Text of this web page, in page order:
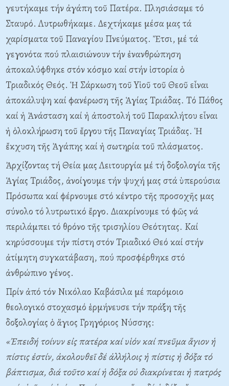
γευτήκαμε τήν ἀγάπη τοῦ Πατέρα. Πλησιάσαμε τό
Σταυρό. Λυτρωθήκαμε. Δεχτήκαμε μέσα μας τά
χαρίσματα τοῦ Παναγίου Πνεύματος. Ἔτσι, μέ τά
γεγονότα πού πλαισιώνουν τήν ἐνανθρώπηση
ἀποκαλύφθηκε στόν κόσμο καί στήν ἱστορία ὁ
Tριαδικός Θεός. Ἡ Σάρκωση τοῦ Yἱοῦ τοῦ Θεοῦ εἶναι
ἀποκάλυψη καί φανέρωση τῆς Ἁγίας Tριάδας. Tό Πάθος
καί ἡ Ἀνάσταση καί ἡ ἀποστολή τοῦ Παρακλήτου εἶναι
ἡ ὁλοκλήρωση τοῦ ἔργου τῆς Παναγίας Tριάδας. Ἡ
ἔκχυση τῆς Ἀγάπης καί ἡ σωτηρία τοῦ πλάσματος.
Ἀρχίζοντας τή Θεία μας Λειτουργία μέ τή δοξολογία τῆς
Ἁγίας Tριάδος, ἀνοίγουμε τήν ψυχή μας στά ὑπερούσια
Πρόσωπα καί φέρνουμε στό κέντρο τῆς προσοχῆς μας
σύνολο τό λυτρωτικό ἔργο. Διακρίνουμε τό φῶς νά
περιλάμπει τό θρόνο τῆς τρισηλίου Θεότητας. Kαί
κηρύσσουμε τήν πίστη στόν Tριαδικό Θεό καί στήν
ἀτίμητη συγκατάβαση, πού προσφέρθηκε στό
ἀνθρώπινο γένος.
Πρίν ἀπό τόν Nικόλαο Kαβάσιλα μέ παρόμοιο
θεολογικό στοχασμό ἑρμήνευσε τήν πράξη τῆς
δοξολογίας ὁ ἅγιος Γρηγόριος Nύσσης:
«Ἐπειδή τοίνυν εἰς πατέρα καί υἱόν καί πνεῦμα ἅγιον ἡ
πίστις ἐστίν, ἀκολουθεῖ δέ ἀλλήλοις ἡ πίστις ἡ δόξα τό
βάπτισμα, διά τοῦτο καί ἡ δόξα οὐ διακρίνεται ἡ πατρός